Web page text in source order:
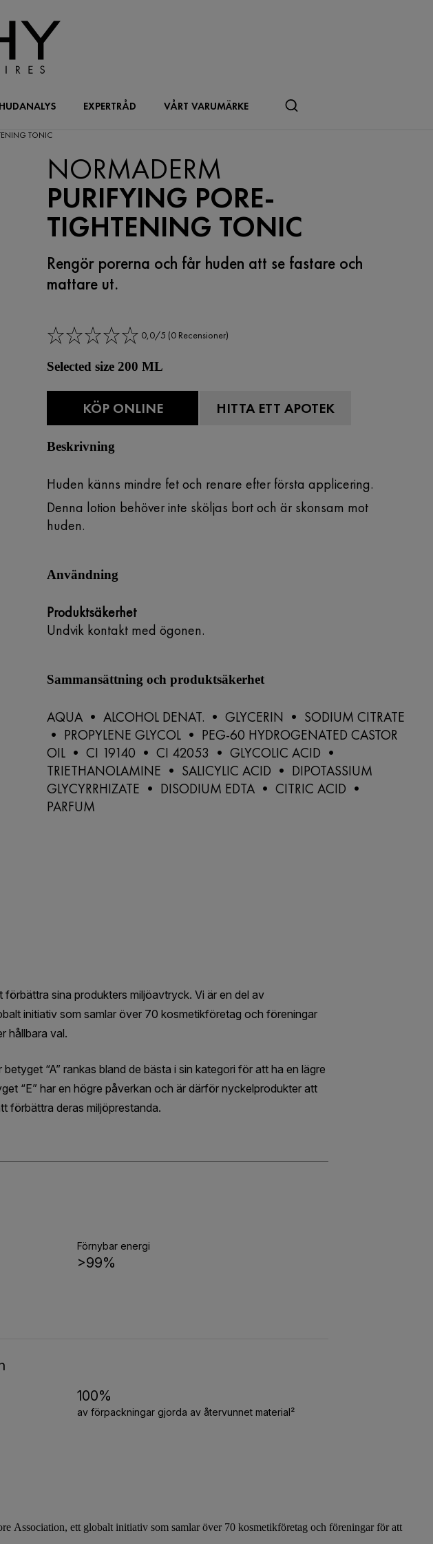
HUDANALYS EXPERTRÅD VÅRT VARUMÄRKE
TONIC
NORMADERM
PURIFYING PORE-
TIGHTENING TONIC
Rengör porerna och får huden att se fastare och
mattare ut.
0,0/5 (0 Recensioner)
Selected size 200 ML
KÖP ONLINE HITTA ETT APOTEK
Beskrivning
Huden känns mindre fet och renare efter första applicering.
Denna lotion behöver inte sköljas bort och är skonsam mot
huden.
Användning
Produktsäkerhet
Undvik kontakt med ögonen.
Sammansättning och produktsäkerhet
AQUA • ALCOHOL DENAT. • GLYCERIN • SODIUM CITRATE
• PROPYLENE GLYCOL • PEG-60 HYDROGENATED CASTOR
OIL • CI 19140 • CI 42053 • GLYCOLIC ACID •
TRIETHANOLAMINE • SALICYLIC ACID • DIPOTASSIUM
GLYCYRRHIZATE • DISODIUM EDTA • CITRIC ACID •
PARFUM
Association, ett globalt initiativ som samlar över 70 kosmetikföretag och föreningar för att